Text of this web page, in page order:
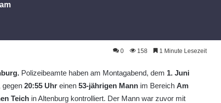
beleidigt Polizeibeamte
0 158 1 Minute Lesezeit
Polizeibeamte haben am Montagabend, dem 1. Juni
gegen20:55 Uhr einen53-jährigen Mann im BereichAm
Teich in Altenburg kontrolliert. Der Mann war zuvor mit